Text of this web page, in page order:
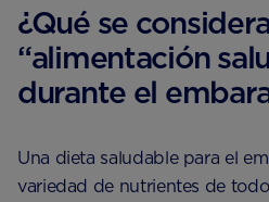
¿Qué se
“alimentación
durante el
Una dieta saludable para el
variedad de nutrientes de